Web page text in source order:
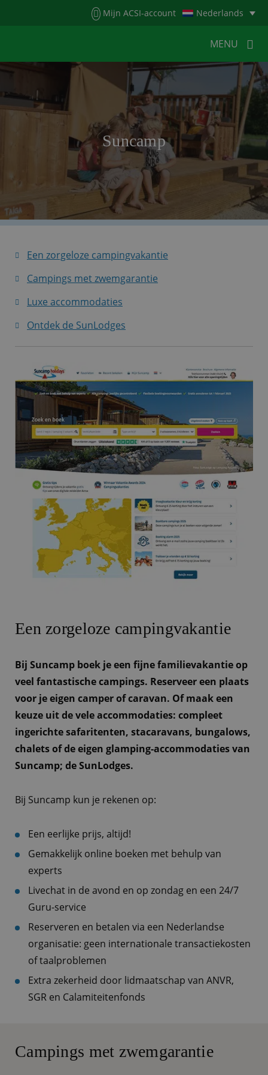
Mijn ACSI-account Nederlands
MENU
VOOR KAMPEERDERS
VOOR CAMPINGSKAMPEERNIEUWS
ACSI WEBSHOP WERKEN BIJ ACSI
CONTACT
Suncamp
Een zorgeloze campingvakantie
Campings met zwemgarantie
Luxe accommodaties
Ontdek de SunLodges
Een zorgeloze campingvakantie
Bij Suncamp boek je een fijne familievakantie op
veel fantastische campings. Reserveer een plaats
voor je eigen camper of caravan. Of maak een
keuze uit de vele accommodaties: compleet
ingerichte safaritenten, stacaravans, bungalows,
chalets of de eigen glamping-accommodaties van
Suncamp; de SunLodges.
Bij Suncamp kun je rekenen op:
Een eerlijke prijs, altijd!
Gemakkelijk online boeken met behulp van
experts
Livechat in de avond en op zondag en een 24/7
Guru-service
Reserveren en betalen via een Nederlandse
organisatie: geen internationale transactiekosten
of taalproblemen
Extra zekerheid door lidmaatschap van ANVR,
SGR en Calamiteitenfonds
Campings met zwemgarantie